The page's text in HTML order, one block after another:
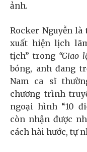
ảnh.
Rocker Nguyễn
xuất hiện lịch
tịch” trong “Giao
bóng, anh đang
Nam ca sĩ
chương trình
ngoại hình “10
còn nhận được
cách hài hước, tự